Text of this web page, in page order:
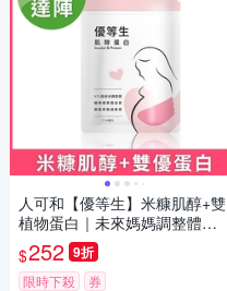
人可和【優等生】米糠肌醇+雙
植物蛋白｜未來媽媽調整體質
順利達陣｜育兒家庭計畫好孕
首選葉酸絕配｜永豐集團
$252 9折
限時下殺 券